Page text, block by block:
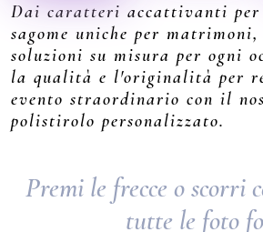
Dai caratteri accattivanti per
sagome uniche per
soluzioni su misura per ogni
la qualità e l'originalità per
evento straordinario con il
polistirolo personalizzato.
Premi le frecce o scorri
tutte le foto